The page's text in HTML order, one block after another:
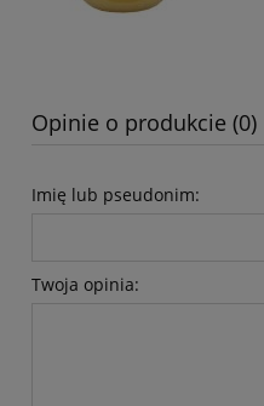
Opinie o produkcie (0)
Imię lub pseudonim:
Twoja opinia: